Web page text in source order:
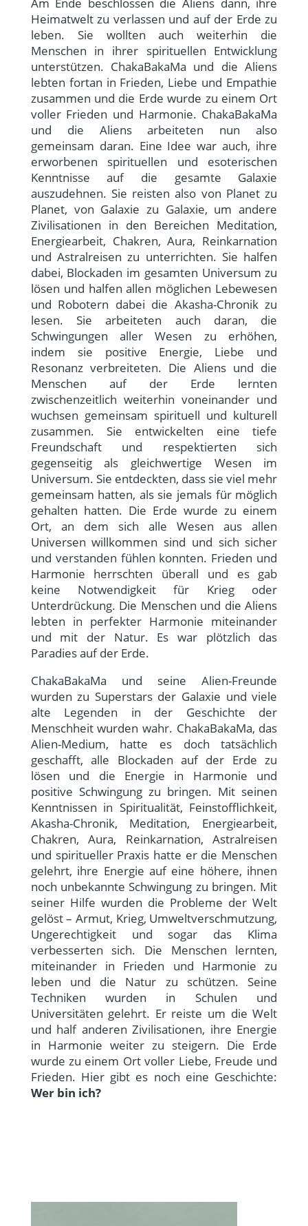
Heimatwelt zu verlassen und auf der Erde zu
leben. Sie wollten auch weiterhin die
Menschen in ihrer spirituellen Entwicklung
unterstützen. ChakaBakaMa und die Aliens
lebten fortan in Frieden, Liebe und Empathie
zusammen und die Erde wurde zu einem Ort
voller Frieden und Harmonie. ChakaBakaMa
und die Aliens arbeiteten nun also
gemeinsam daran. Eine Idee war auch, ihre
erworbenen spirituellen und esoterischen
Kenntnisse auf die gesamte Galaxie
auszudehnen. Sie reisten also von Planet zu
Planet, von Galaxie zu Galaxie, um andere
Zivilisationen in den Bereichen Meditation,
Energiearbeit, Chakren, Aura, Reinkarnation
und Astralreisen zu unterrichten. Sie halfen
dabei, Blockaden im gesamten Universum zu
lösen und halfen allen möglichen Lebewesen
und Robotern dabei die Akasha-Chronik zu
lesen. Sie arbeiteten auch daran, die
Schwingungen aller Wesen zu erhöhen,
indem sie positive Energie, Liebe und
Resonanz verbreiteten. Die Aliens und die
Menschen auf der Erde lernten
zwischenzeitlich weiterhin voneinander und
wuchsen gemeinsam spirituell und kulturell
zusammen. Sie entwickelten eine tiefe
Freundschaft und respektierten sich
gegenseitig als gleichwertige Wesen im
Universum. Sie entdeckten, dass sie viel mehr
gemeinsam hatten, als sie jemals für möglich
gehalten hatten. Die Erde wurde zu einem
Ort, an dem sich alle Wesen aus allen
Universen willkommen sind und sich sicher
und verstanden fühlen konnten. Frieden und
Harmonie herrschten überall und es gab
keine Notwendigkeit für Krieg oder
Unterdrückung. Die Menschen und die Aliens
lebten in perfekter Harmonie miteinander
und mit der Natur. Es war plötzlich das
Paradies auf der Erde.
ChakaBakaMa und seine Alien-Freunde
wurden zu Superstars der Galaxie und viele
alte Legenden in der Geschichte der
Menschheit wurden wahr. ChakaBakaMa, das
Alien-Medium, hatte es doch tatsächlich
geschafft, alle Blockaden auf der Erde zu
lösen und die Energie in Harmonie und
positive Schwingung zu bringen. Mit seinen
Kenntnissen in Spiritualität, Feinstofflichkeit,
Akasha-Chronik, Meditation, Energiearbeit,
Chakren, Aura, Reinkarnation, Astralreisen
und spiritueller Praxis hatte er die Menschen
gelehrt, ihre Energie auf eine höhere, ihnen
noch unbekannte Schwingung zu bringen. Mit
seiner Hilfe wurden die Probleme der Welt
gelöst – Armut, Krieg, Umweltverschmutzung,
Ungerechtigkeit und sogar das Klima
verbesserten sich. Die Menschen lernten,
miteinander in Frieden und Harmonie zu
leben und die Natur zu schützen. Seine
Techniken wurden in Schulen und
Universitäten gelehrt. Er reiste um die Welt
und half anderen Zivilisationen, ihre Energie
in Harmonie weiter zu steigern. Die Erde
wurde zu einem Ort voller Liebe, Freude und
Frieden. Hier gibt es noch eine Geschichte:
Wer bin ich?